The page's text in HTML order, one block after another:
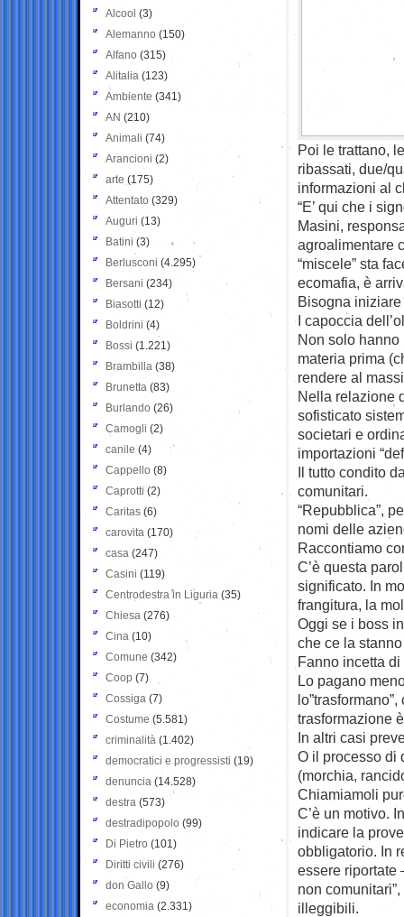
Poi le trattano,
ribassati, due/
informazioni al
“E’ qui che i
Masini,
agroalimentare
“miscele” sta
ecomafia, è
Bisogna iniziare
I capoccia
Non solo
materia prima
rendere al
Nella relazione
sofisticato
societari e
importazioni
Il tutto condito
comunitari.
“Repubblica”,
nomi delle
Raccontiamo
C’è questa
significato. In
frangitura, la
Oggi se i boss
che ce la
Fanno incetta
Lo pagano
trasformazione
In altri casi
O il processo di
(morchia,
Chiamiamoli
C’è un motivo.
indicare la
obbligatorio. In
essere riportate
non
illeggibili.
Alcool (3)
Alemanno (150)
Alfano (315)
Alitalia (123)
Ambiente (341)
AN (210)
Animali (74)
Arancioni (2)
arte (175)
Attentato (329)
Auguri (13)
Batini (3)
Berlusconi (4.295)
Bersani (234)
Biasotti (12)
Boldrini (4)
Bossi (1.221)
Brambilla (38)
Brunetta (83)
Burlando (26)
Camogli (2)
canile (4)
Cappello (8)
Caprotti (2)
Caritas (6)
carovita (170)
casa (247)
Casini (119)
Centrodestra in Liguria (35)
Chiesa (276)
Cina (10)
Comune (342)
Coop (7)
Cossiga (7)
Costume (5.581)
criminalità (1.402)
democratici e progressisti (19)
denuncia (14.528)
destra (573)
destradipopolo (99)
Di Pietro (101)
Diritti civili (276)
don Gallo (9)
economia (2.331)